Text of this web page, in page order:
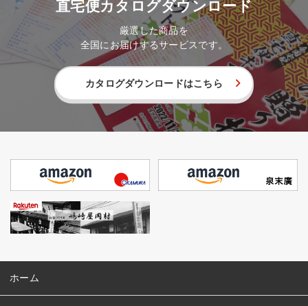
直宅便カタログダウンロード
厳選した商品を
全国にお届けするサービスです。
カタログダウンロードはこちら
ホーム